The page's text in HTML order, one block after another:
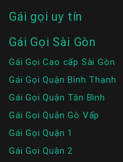
Gái gọi uy tín
Gái Gọi Sài Gòn
Gái Gọi Cao cấp Sài Gòn
Gái Gọi Quận Bình Thạnh
Gái Gọi Quận Tân Bình
Gái Gọi Quận Gò Vấp
Gái Gọi Quận 1
Gái Gọi Quận 2